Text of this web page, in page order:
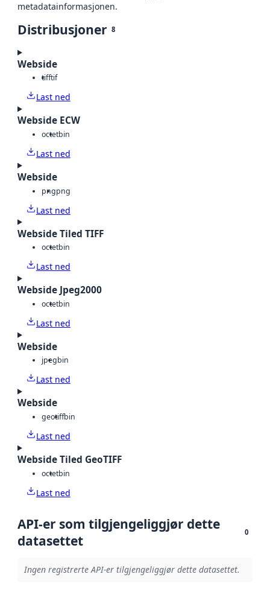
metadatainformasjonen.
Distribusjoner 8
Webside
tifftif
Last ned
Webside ECW
octetbin
Last ned
Webside
pngpng
Last ned
Webside Tiled TIFF
octetbin
Last ned
Webside Jpeg2000
octetbin
Last ned
Webside
jpegbin
Last ned
Webside
geotiffbin
Last ned
Webside Tiled GeoTIFF
octetbin
Last ned
API-er som tilgjengeliggjør dette
datasettet
0
Ingen registrerte API-er tilgjengeliggjør dette datasettet.